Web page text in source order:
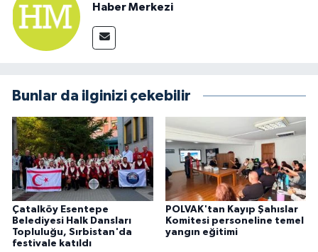
Haber Merkezi
Bunlar da ilginizi çekebilir
Çatalköy Esentepe
Belediyesi Halk Dansları
Topluluğu, Sırbistan'da
festivale katıldı
POLVAK'tan Kayıp Şahıslar
Komitesi personeline temel
yangın eğitimi